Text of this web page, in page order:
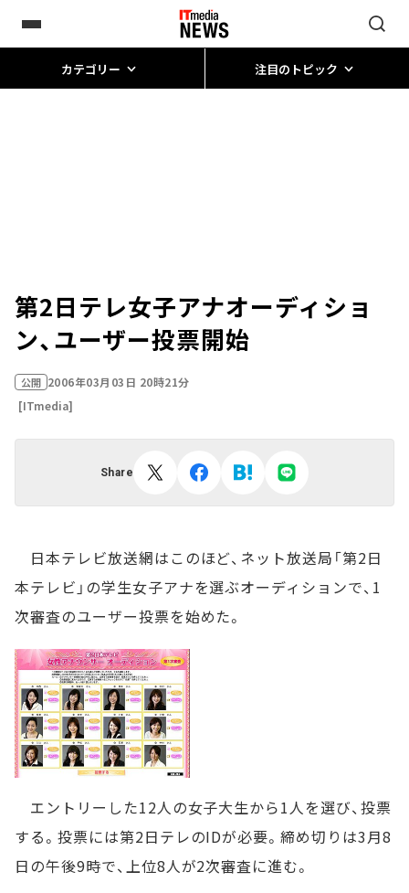
カテゴリー 注目のトピック
第2日テレ女子アナオーディショ
ン、ユーザー投票開始
公開 2006年03月03日 20時21分
[ITmedia]
Share
日本テレビ放送網はこのほど、ネット放送局「第2日
本テレビ」の学生女子アナを選ぶオーディションで、1
次審査のユーザー投票を始めた。
エントリーした12人の女子大生から1人を選び、投票
する。投票には第2日テレのIDが必要。締め切りは3月8
日の午後9時で、上位8人が2次審査に進む。